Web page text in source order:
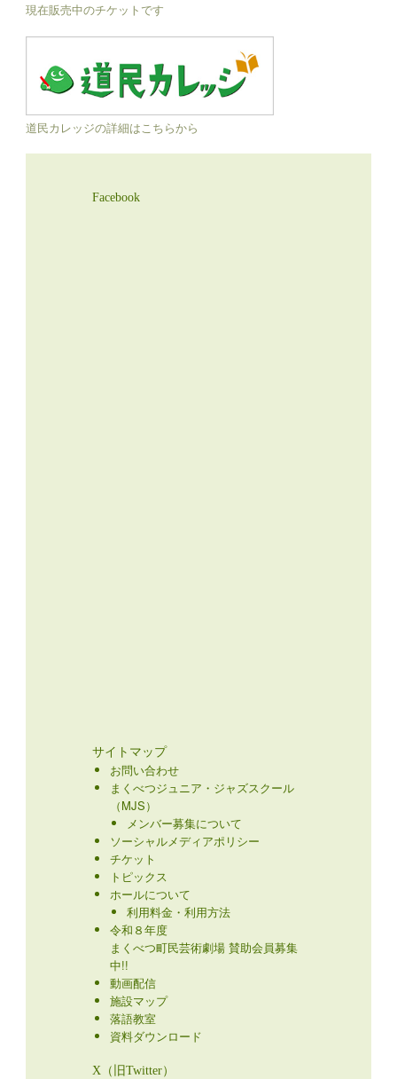
現在販売中のチケットです
道民カレッジの詳細はこちらから
Facebook
サイトマップ
お問い合わせ
まくべつジュニア・ジャズスクール
（MJS）
メンバー募集について
ソーシャルメディアポリシー
チケット
トピックス
ホールについて
利用料金・利用方法
令和８年度
まくべつ町民芸術劇場 賛助会員募集
中!!
動画配信
施設マップ
落語教室
資料ダウンロード
X（旧Twitter）